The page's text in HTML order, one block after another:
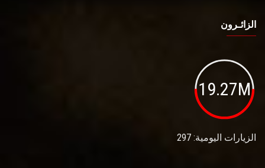
الزائـرون
19.27M
الزيارات اليومية: 297